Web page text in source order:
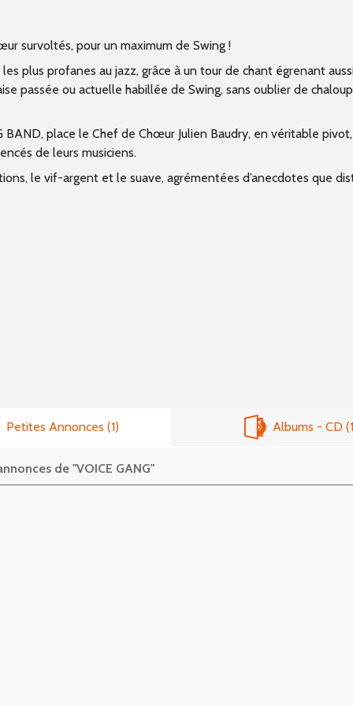
survoltés, pour un maximum de Swing !
plus profanes au jazz, grâce à un tour de chant égrenant
passée ou actuelle habillée de Swing, sans oublier de
BAND, place le Chef de Chœur Julien Baudry, en véritable
de leurs musiciens.
le vif-argent et le suave, agrémentées d’anecdotes que
Petites Annonces 1
de "VOICE GANG"
Albums - CD 1